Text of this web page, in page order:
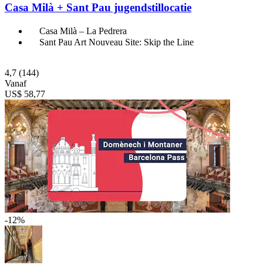
Casa Milà + Sant Pau jugendstillocatie
Casa Milà – La Pedrera
Sant Pau Art Nouveau Site: Skip the Line
4,7 (144)
Vanaf
US$ 58,77
-12%